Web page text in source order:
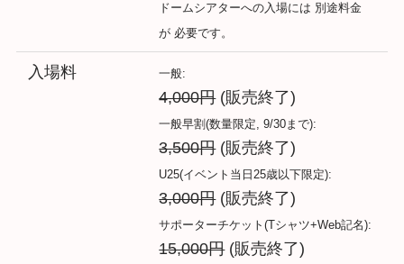
ドームシアターへの入場には 別途料金
が 必要です。
入場料 一般:
4,000円(販売終了)
一般早割(数量限定, 9/30まで):
3,500円(販売終了)
U25(イベント当日25歳以下限定):
3,000円(販売終了)
サポーターチケット(Tシャツ+Web記名):
15,000円(販売終了)